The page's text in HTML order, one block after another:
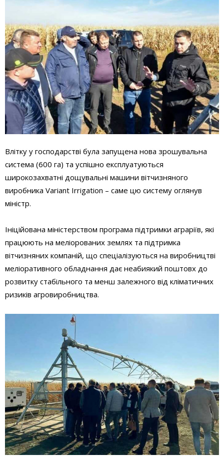
Влітку у господарстві була запущена нова зрошувальна
система (600 га) та успішно експлуатуються
широкозахватні дощувальні машини вітчизняного
виробника Variant Irrigation – саме цю систему оглянув
міністр.
Ініційована міністерством програма підтримки аграріїв, які
працюють на меліорованих землях та підтримка
вітчизняних компаній, що спеціалізуються на виробництві
меліоративного обладнання дає неабиякий поштовх до
розвитку стабільного та менш залежного від кліматичних
ризиків агровиробництва.